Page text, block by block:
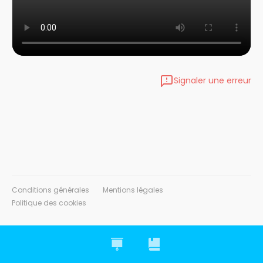
Signaler une erreur
Conditions générales
Mentions légales
Politique des cookies